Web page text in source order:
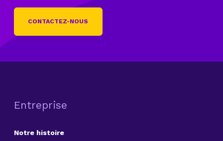
CONTACTEZ-NOUS
Entreprise
Notre histoire